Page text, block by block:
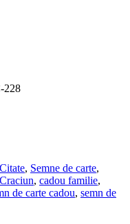
228
Citate, Semne de carte,
, cadou familie,
de carte cadou, semn de